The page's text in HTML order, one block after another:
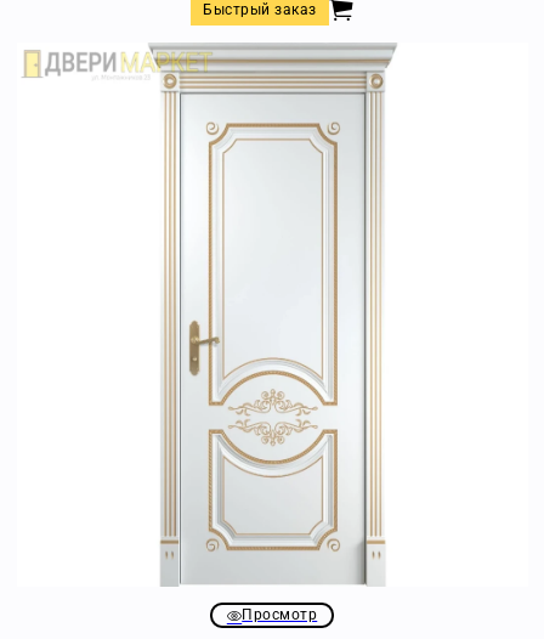
Быстрый заказ
Просмотр